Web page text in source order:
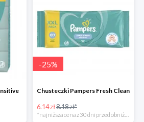
-25%
Chusteczki Pampers Fresh Clean
6.14 zł8.18 zł*